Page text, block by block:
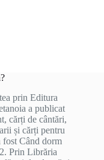
prin Editura
a publicat
cărți de cântări,
și cărți pentru
fost Când dorm
Prin Librăria